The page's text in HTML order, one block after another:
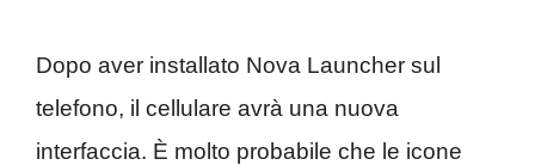
Dopo aver installato Nova Launcher sul
telefono, il cellulare avrà una nuova
interfaccia. È molto probabile che le icone